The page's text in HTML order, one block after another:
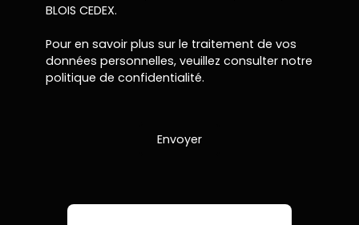
BLOIS CEDEX.
Pour en savoir plus sur le traitement de vos
données personnelles, veuillez consulter notre
politique de confidentialité.
Envoyer